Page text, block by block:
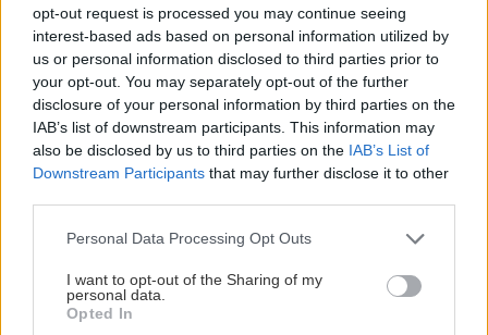
opt-out request is processed you may continue seeing
interest-based ads based on personal information utilized by
us or personal information disclosed to third parties prior to
your opt-out. You may separately opt-out of the further
disclosure of your personal information by third parties on the
IAB’s list of downstream participants. This information may
also be disclosed by us to third parties on the IAB’s List of
Downstream Participants that may further disclose it to other
Please note that this website/app uses one or more Google
not limited to your visit or usage behaviour. You may click to
grant or deny consent to Google and its third-party tags to
use your data for below specified purposes in below Google
Personal Data Processing Opt Outs
I want to opt-out of the Sharing of my
personal data.
Opted In
Čo robiť, ak paradajky dozrievajú pomaly? Trik
s odlisťovaním funguje aj cez leto, ale pozor na
chyby
NAŠE ČASOPISY